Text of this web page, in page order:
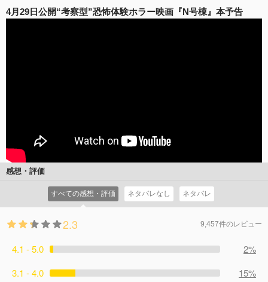
4月29日公開“考察型”恐怖体験ホラー映画『N号棟』本予告
感想・評価
すべての感想・評価 ネタバレなし ネタバレ
2.3 9,457件のレビュー
4.1 - 5.0
2%
3.1 - 4.0
15%